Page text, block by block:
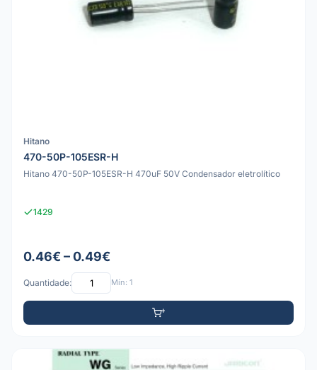
Hitano
470-50P-105ESR-H
Hitano 470-50P-105ESR-H 470uF 50V Condensador eletrolítico
1429
0.46€ – 0.49€
Quantidade: Mín: 1